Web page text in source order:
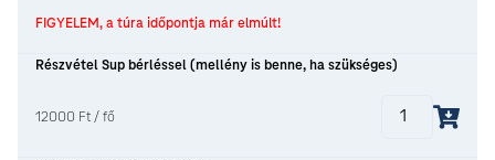
FIGYELEM, a túra időpontja már elmúlt!
Részvétel Sup bérléssel (mellény is benne, ha szükséges)
12000 Ft / fő